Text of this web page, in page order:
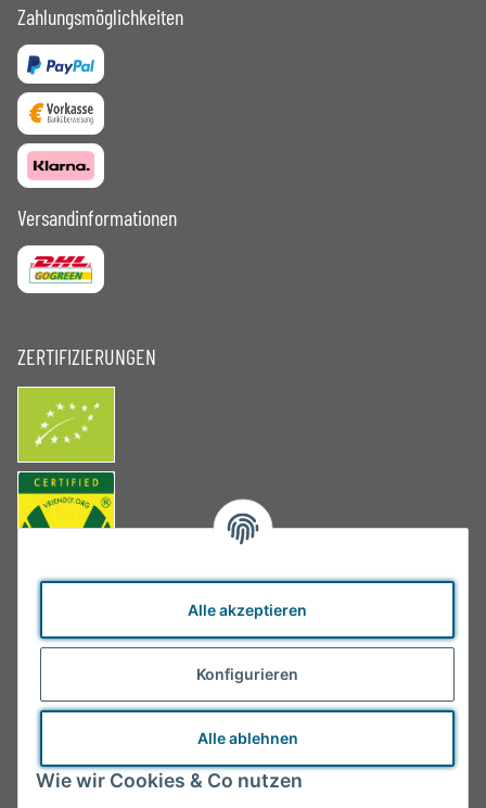
Alle akzeptieren
Konfigurieren
Alle ablehnen
Wie wir Cookies & Co nutzen
Zahlungsmöglichkeiten
Versandinformationen
ZERTIFIZIERUNGEN